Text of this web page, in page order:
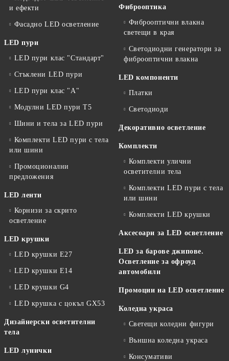
и ефекти
Фасадно LED осветление
LED пури
LED пури клас "Стандарт"
Стъклени LED пури
LED пури клас "А"
Модулни LED пури T5
Шини и тела за LED пури
Комплекти LED пури с тела
или шини
Промоционални
предложения
LED ленти
Корнизи за скрито
осветление
LED крушки
LED крушки E27
LED крушки E14
LED крушки G4
LED крушка с цокъл GX53
Дизайнерски осветителни
тела
LED лунички
Фиброоптика
Фиброоптични влакна
светещи в края
Светодиодни генератори за
фиброоптични влакна
LED компоненти
Платки
Светодиоди
Декоративно осветление
Комплекти
Комплекти улични
осветителни тела
Комплекти LED пури с тела
или шини
Комплекти LED крушки
Аксесоари за LED осветление
LED за барове джипове.
Осветление за офроуд
автомобили
Промоции на LED осветление
Коледна украса
Светещи коледни фигури
Външна коледна украса
Консумативи